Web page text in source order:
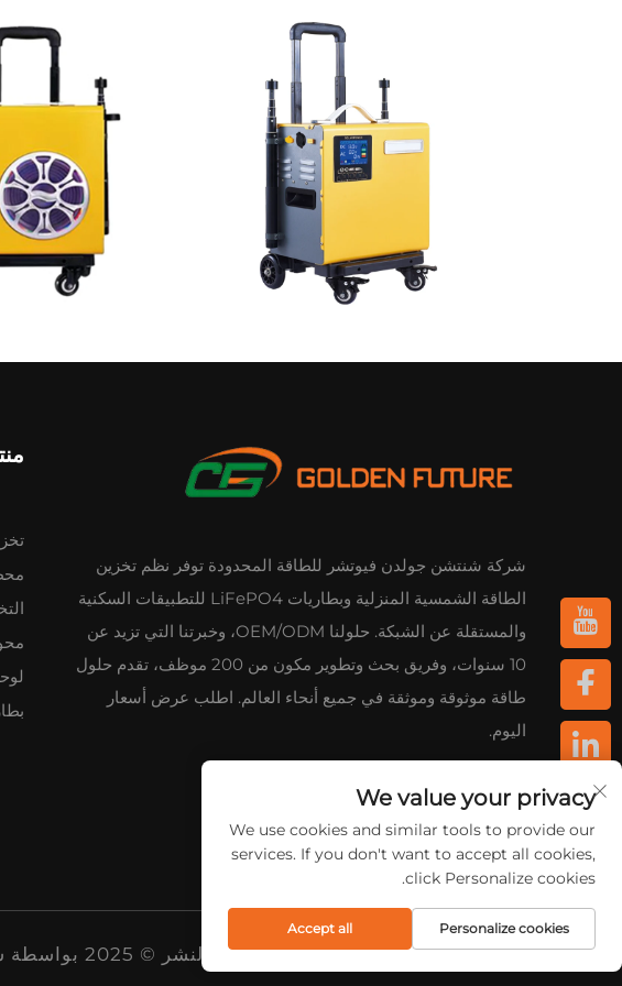
شركة شنتشن جولدن فيوتشر للطاقة المحدودة توفر نظم تخزين
الطاقة الشمسية المنزلية وبطاريات LiFePO4 للتطبيقات السكنية
والمستقلة عن الشبكة. حلولنا OEM/ODM، وخبرتنا التي تزيد عن
10 سنوات، وفريق بحث وتطوير مكون من 200 موظف، تقدم حلول
طاقة موثوقة وموثقة في جميع أنحاء العالم. اطلب عرض أسعار
اليوم.
حقوق النشر © 2025 بواسطة شنتشن جولدن فيوتشر إنيرجي المحدودة
We value your privacy
We use cookies and similar tools to provide our
services. If you don't want to accept all cookies,
click Personalize cookies.
Personalize cookies
Accept all